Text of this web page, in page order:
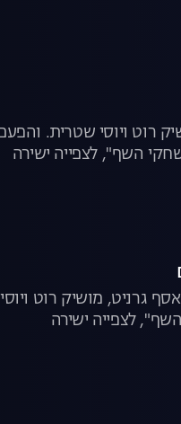
רוט ויוסי שטרית.
השף", לצפייה ישירה
לצפייה ישירה